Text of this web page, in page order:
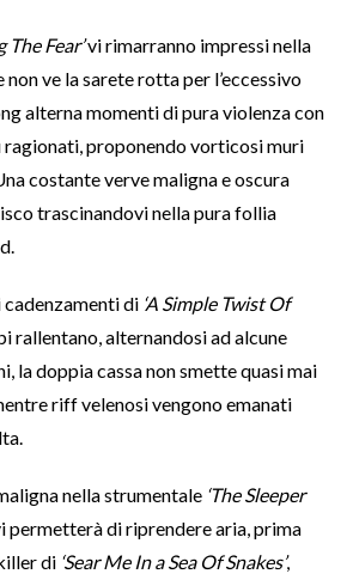
The Fear’vi rimarranno impressi nella
non ve la sarete rotta per l’eccessivo
alterna momenti di pura violenza con
proponendo vorticosi muri
costante verve maligna e oscura
trascinandovi nella pura follia
cadenzamenti di ‘A Simple Twist Of
rallentano, alternandosi ad alcune
la doppia cassa non smette quasi mai
riff velenosi vengono emanati
nella strumentale ‘The Sleeper
permetterà di riprendere aria, prima
di ‘Sear Me In a Sea Of Snakes’,